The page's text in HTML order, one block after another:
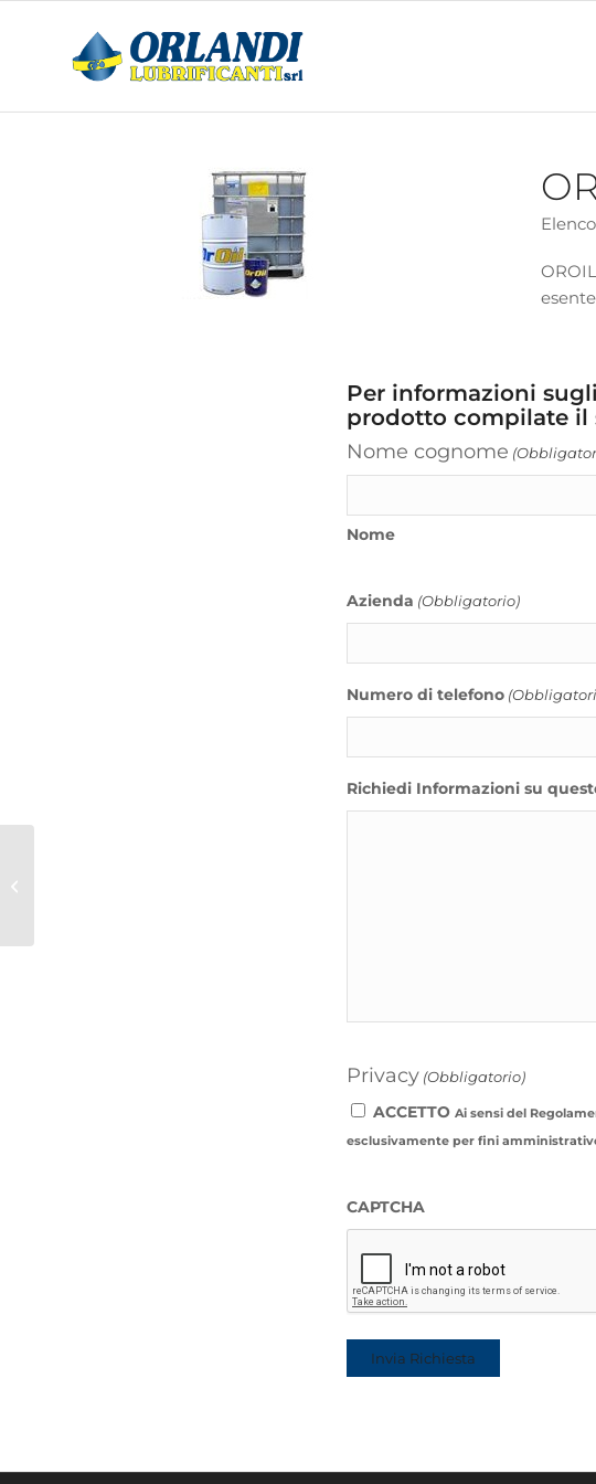
Per informazioni
prodotto compilate il
Nome cognome
Nome
Azienda (Obbligatorio)
Numero di telefono
Richiedi Informazioni su
Privacy (Obbligatorio)
ACCETTO Ai sensi del
esclusivamente per fini
CAPTCHA